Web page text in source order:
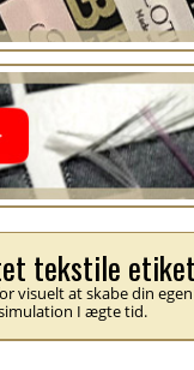
tekstile
visuelt at skabe din
I ægte tid.